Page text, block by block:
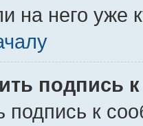
на него уже
подпись
подпись к